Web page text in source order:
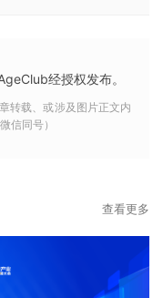
经授权发布。
转载、或涉及图片正文内
信同号）
查看更多